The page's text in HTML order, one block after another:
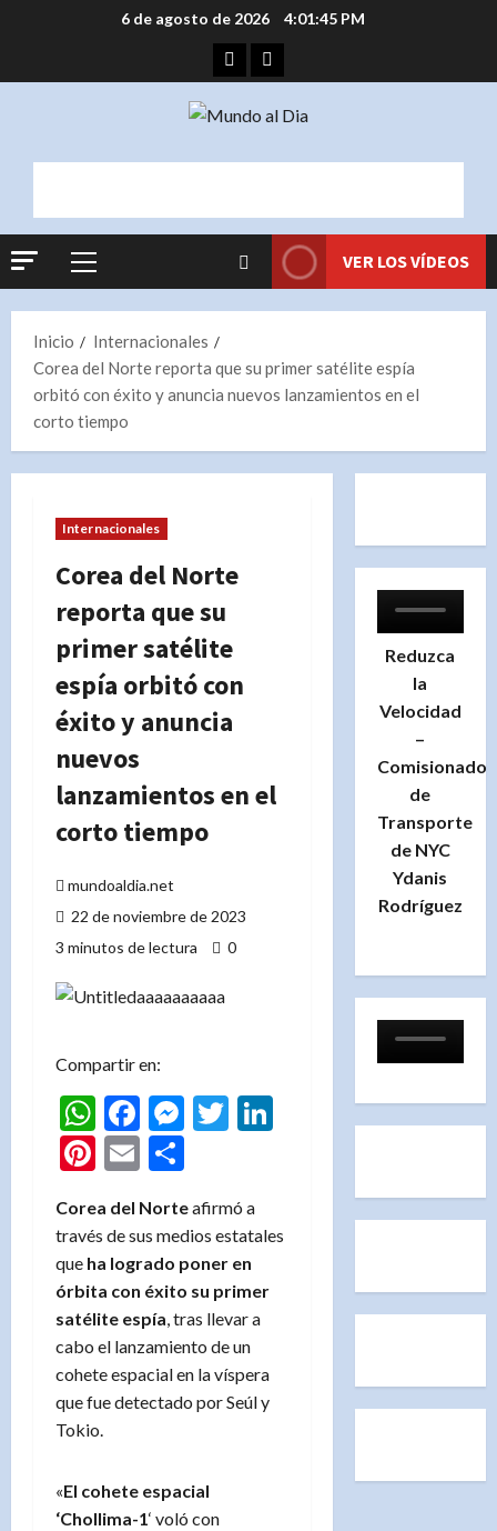
6 de agosto de 2026 4:01:46 PM
FacebookInstagram
Menú
VER LOS VÍDEOS
Inicio
Internacionales
Corea del Norte reporta que su primer satélite espía
orbitó con éxito y anuncia nuevos lanzamientos en el
corto tiempo
Internacionales
Corea del Norte
reporta que su
primer satélite
espía orbitó con
éxito y anuncia
nuevos
lanzamientos en el
corto tiempo
mundoaldia.net
22 de noviembre de 2023
3 minutos de lectura
0
Compartir en:
WhatsApp
Facebook
Messenger
TwitterLinkedIn
Pinterest
Email
Corea del Norteafirmó a
través de sus medios estatales
que ha logrado poner en
órbita con éxito su primer
satélite espía, tras llevar a
cabo el lanzamiento de un
cohete espacial en la víspera
que fue detectado por Seúl y
Tokio.
«El cohete espacial
‘Chollima-1‘ voló con
Reduzca
la
Velocidad
–
Comisionado
de
Transporte
de NYC
Ydanis
Rodríguez